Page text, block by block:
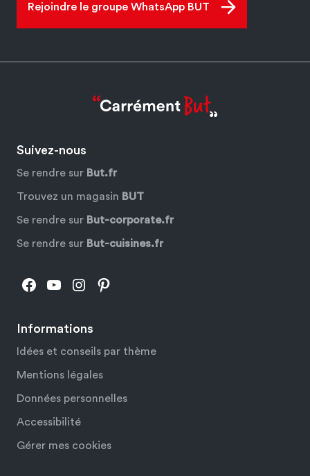
Rejoindre le groupe WhatsApp BUT
Informations
Idées et conseils par thème
Mentions légales
Données personnelles
Accessibilité
Gérer mes cookies
Suivez-nous
Se rendre sur But.fr
Trouvez un magasin BUT
Se rendre sur But-corporate.fr
Se rendre sur But-cuisines.fr
Facebook
YouTube
Instagram
Pinterest